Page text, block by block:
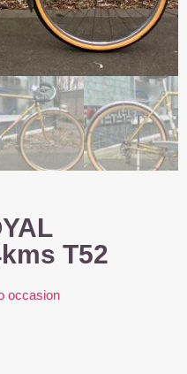
T52
occasion